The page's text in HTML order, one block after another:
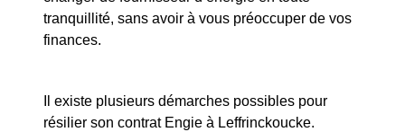
tranquillité, sans avoir à vous préoccuper de vos
finances.
Il existe plusieurs démarches possibles pour
résilier son contrat Engie à Leffrinckoucke.